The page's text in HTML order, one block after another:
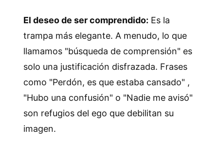
El deseo de ser comprendido: Es la
trampa más elegante. A menudo, lo que
llamamos "búsqueda de comprensión" es
solo una justificación disfrazada. Frases
como "Perdón, es que estaba cansado" ,
"Hubo una confusión" o "Nadie me avisó"
son refugios del ego que debilitan su
imagen.